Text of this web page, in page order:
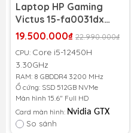
Laptop HP Gaming
Victus 15-fa0031dx
New 100% - FullBox -
19.500.000₫ 22.990.000₫
CPU: Core i5-12450H
3.30GHz
RAM: 8 GBDDR4 3200 MHz
Ổ cứng: SSD 512GB NVMe
Màn hình 15.6" Full HD
Card màn hình: Nvidia GTX
1650 4GB
So sánh